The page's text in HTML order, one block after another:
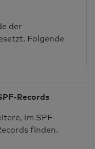
der
Folgende
Records
im SPF-
finden.